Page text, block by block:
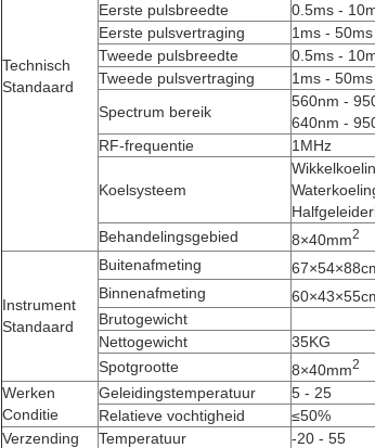
Technisch
Standaard
Eerste pulsbreedte
0.5ms -
Eerste pulsvertraging
1ms - 50ms
Tweede pulsbreedte
0.5ms -
Tweede pulsvertraging
1ms - 50ms
Spectrum bereik
560nm -
640nm -
RF-frequentie
1MHz
Koelsysteem
Behandelingsgebied
8×40mm2
Instrument
Standaard
Buitenafmeting
Binnenafmeting
Brutogewicht
Nettogewicht
35KG
Spotgrootte
8×40mm2
Werken
Conditie
Geleidingstemperatuur
5 - 25
Relatieve vochtigheid
≤50%
Verzending
Temperatuur
-20 - 55